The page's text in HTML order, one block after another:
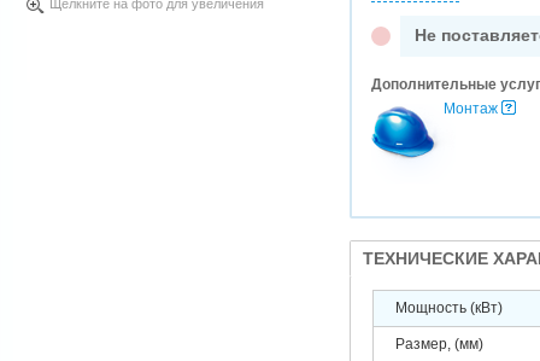
Щелкните на фото для увеличения
Не
Дополнительные
Монтаж
ТЕХНИЧЕСКИЕ
Мощность (кВт)
Размер, (мм)